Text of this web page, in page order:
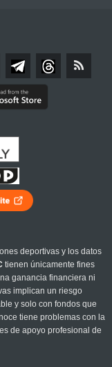
deportivas y los datos
tienen únicamente fines
ganancia financiera ni
implican un riesgo
y solo con fondos que
tiene problemas con la
de apoyo profesional de